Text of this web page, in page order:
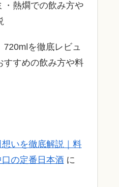
・熱燗での飲み方や
720mlを徹底レビュ
すすめの飲み方や料
いを徹底解説｜料
の定番日本酒 に